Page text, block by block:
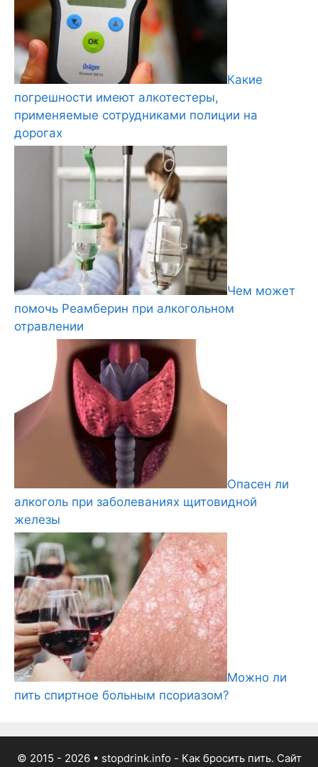
Какие
погрешности имеют алкотестеры,
применяемые сотрудниками полиции на
дорогах
Чем может
помочь Реамберин при алкогольном
отравлении
Опасен ли
алкоголь при заболеваниях щитовидной
железы
Можно ли
пить спиртное больным псориазом?
© 2015 - 2026• stopdrink.info - Как бросить пить. Сайт